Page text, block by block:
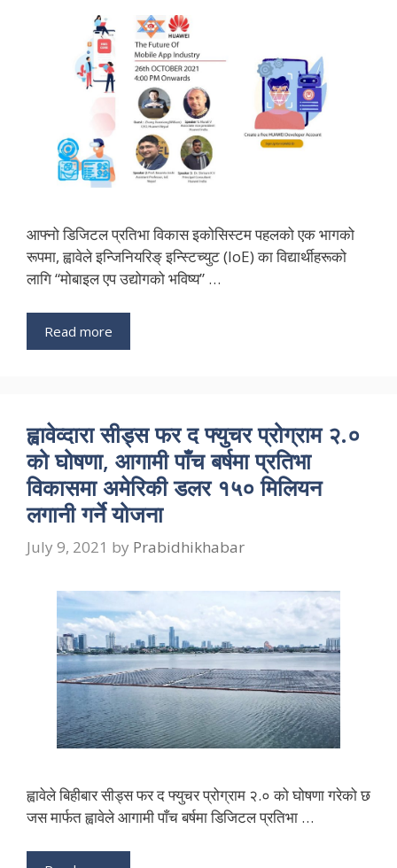
आफ्नो डिजिटल प्रतिभा विकास इकोसिस्टम पहलको एक भागको
रूपमा, ह्वावेले इन्जिनियरिङ् इन्स्टिच्युट (IoE) का विद्यार्थीहरूको
लागि “मोबाइल एप उद्योगको भविष्य” …
Read more
ह्वावेव्दारा सीड्स फर द फ्युचर प्रोग्राम २.०
को घोषणा, आगामी पाँच बर्षमा प्रतिभा
विकासमा अमेरिकी डलर १५० मिलियन
लगानी गर्ने योजना
July 9, 2021 by Prabidhikhabar
ह्वावेले बिहीबार सीड्स फर द फ्युचर प्रोग्राम २.० को घोषणा गरेको छ
जस मार्फत ह्वावेले आगामी पाँच बर्षमा डिजिटल प्रतिभा …